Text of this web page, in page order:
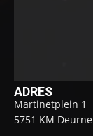
ADRES
Martinetplein 1
5751 KM Deurne